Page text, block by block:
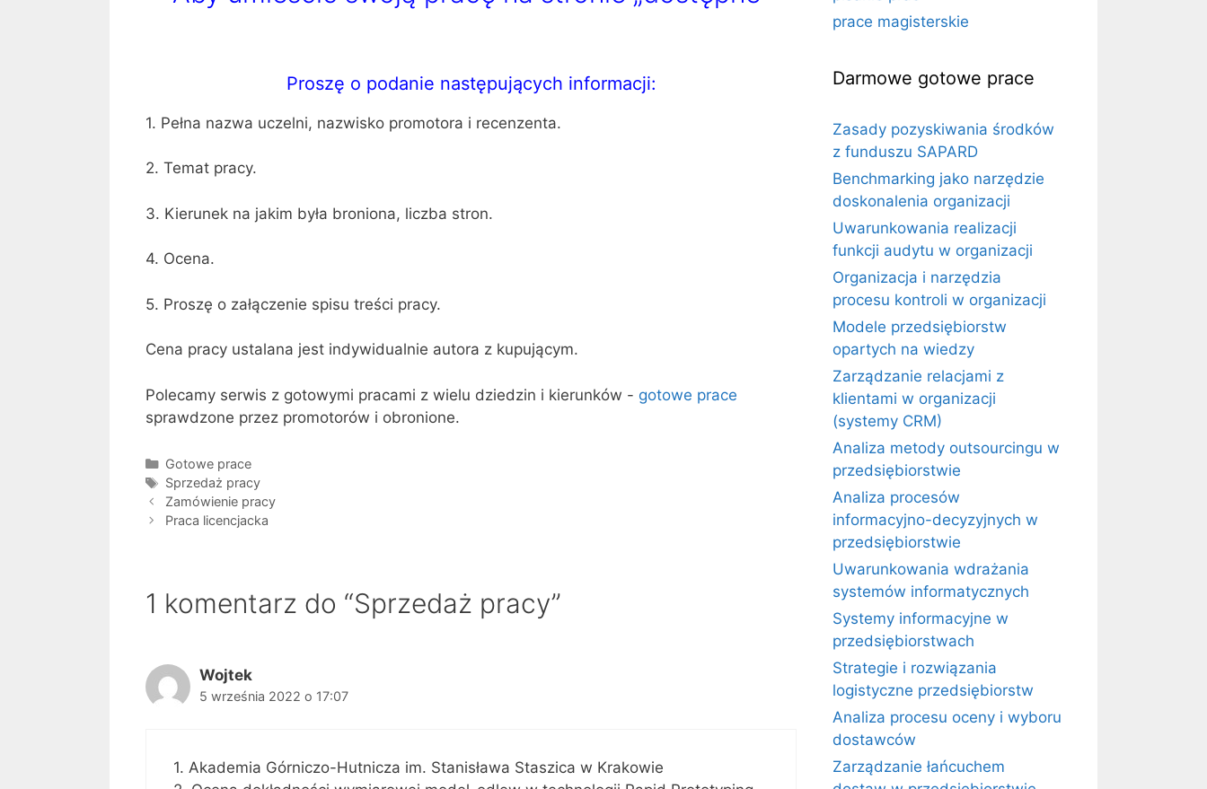
Proszę o podanie następujących informacji:
1. Pełna nazwa uczelni, nazwisko promotora i recenzenta.
2. Temat pracy.
3. Kierunek na jakim była broniona, liczba stron.
4. Ocena.
5. Proszę o załączenie spisu treści pracy.
Cena pracy ustalana jest indywidualnie autora z kupującym.
Polecamy serwis z gotowymi pracami z wielu dziedzin i kierunków - gotowe prace
sprawdzone przez promotorów i obronione.
Kategorie
Gotowe prace
Tagi
Sprzedaż pracy
Zamówienie pracy
Praca licencjacka
1 komentarz do “Sprzedaż pracy”
Wojtek
5 września 2022 o 17:07
1. Akademia Górniczo-Hutnicza im. Stanisława Staszica w Krakowie
prace magisterskie
Darmowe gotowe prace
Zasady pozyskiwania środków
z funduszu SAPARD
Benchmarking jako narzędzie
doskonalenia organizacji
Uwarunkowania realizacji
funkcji audytu w organizacji
Organizacja i narzędzia
procesu kontroli w organizacji
Modele przedsiębiorstw
opartych na wiedzy
Zarządzanie relacjami z
klientami w organizacji
(systemy CRM)
Analiza metody outsourcingu w
przedsiębiorstwie
Analiza procesów
informacyjno-decyzyjnych w
przedsiębiorstwie
Uwarunkowania wdrażania
systemów informatycznych
Systemy informacyjne w
przedsiębiorstwach
Strategie i rozwiązania
logistyczne przedsiębiorstw
Analiza procesu oceny i wyboru
dostawców
Zarządzanie łańcuchem